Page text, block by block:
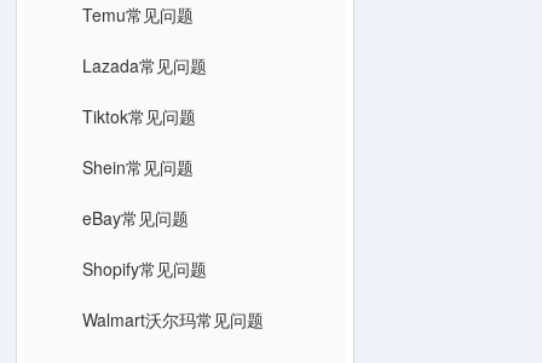
Temu常见问题
Lazada常见问题
Tiktok常见问题
Shein常见问题
eBay常见问题
Shopify常见问题
Walmart沃尔玛常见问题